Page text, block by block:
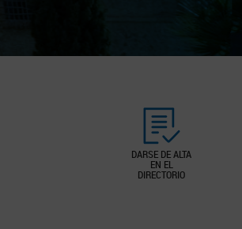
DARSE DE ALTA
EN EL
DIRECTORIO